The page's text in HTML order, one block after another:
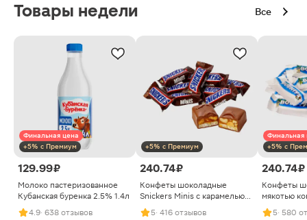
Товары недели Все
Финальная цена
+5% с Премиум
129.99 ₽
Молоко пастеризованное
Кубанская буренка 2.5% 1.4л
4.9· 638 отзывов
+5% с Премиум
240.74 ₽
Конфеты шоколадные
Snickers Minis с карамелью
арахисом и нугой
5· 416 отзывов
Финальная
+5% с
240.74 ₽
Конфеты
мякотью
5· 580